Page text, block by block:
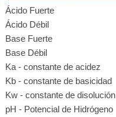
Ácido Fuerte
Ácido Débil
Base Fuerte
Base Débil
Ka - constante de acidez
Kb - constante de basicidad
Kw - constante de disolución
pH - Potencial de Hidrógeno